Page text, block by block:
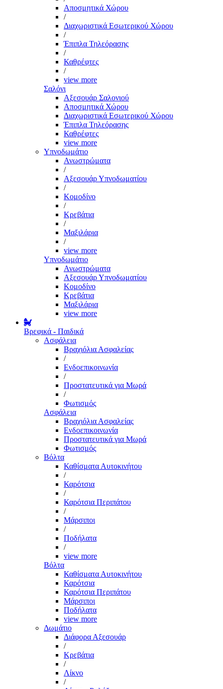
Αποσμητικά Χώρου
/
Διαχωριστικά Εσωτερικού Χώρου
/
Έπιπλα Τηλεόρασης
/
Καθρέφτες
/
view more
Σαλόνι
Αξεσουάρ Σαλονιού
Αποσμητικά Χώρου
Διαχωριστικά Εσωτερικού Χώρου
Έπιπλα Τηλεόρασης
Καθρέφτες
view more
Υπνοδωμάτιο
Ανωστρώματα
/
Αξεσουάρ Υπνοδωματίου
/
Κομοδίνο
/
Κρεβάτια
/
Μαξιλάρια
/
view more
Υπνοδωμάτιο
Ανωστρώματα
Αξεσουάρ Υπνοδωματίου
Κομοδίνο
Κρεβάτια
Μαξιλάρια
view more
Βρεφικά - Παιδικά
Ασφάλεια
Βραχιόλια Ασφαλείας
/
Ενδοεπικοινωνία
/
Προστατευτικά για Μωρά
/
Φωτισμός
Ασφάλεια
Βραχιόλια Ασφαλείας
Ενδοεπικοινωνία
Προστατευτικά για Μωρά
Φωτισμός
Βόλτα
Καθίσματα Αυτοκινήτου
/
Καρότσια
/
Καρότσια Περιπάτου
/
Μάρσιποι
/
Ποδήλατα
/
view more
Βόλτα
Καθίσματα Αυτοκινήτου
Καρότσια
Καρότσια Περιπάτου
Μάρσιποι
Ποδήλατα
view more
Δωμάτιο
Διάφορα Αξεσουάρ
/
Κρεβάτια
/
Λίκνο
/